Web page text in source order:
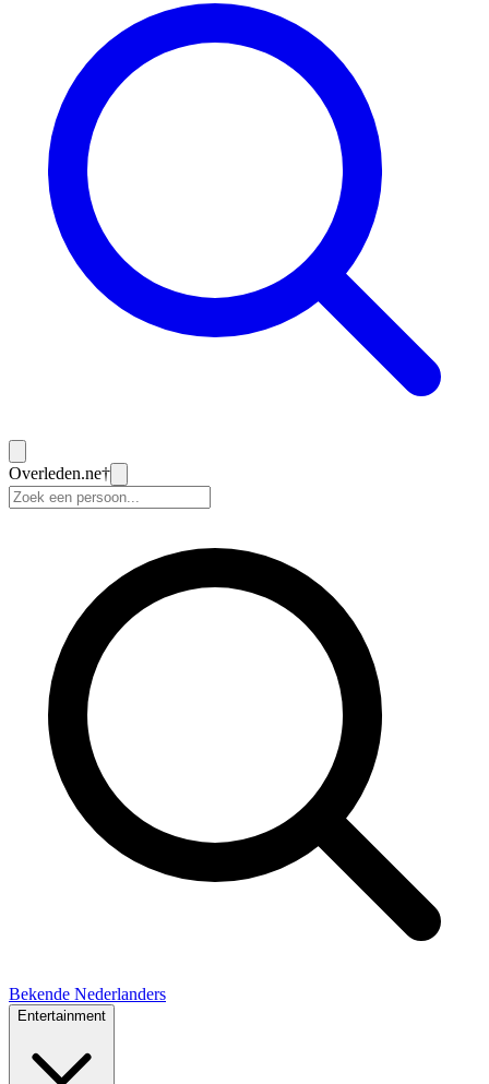
Overleden.ne†
Bekende Nederlanders
Entertainment